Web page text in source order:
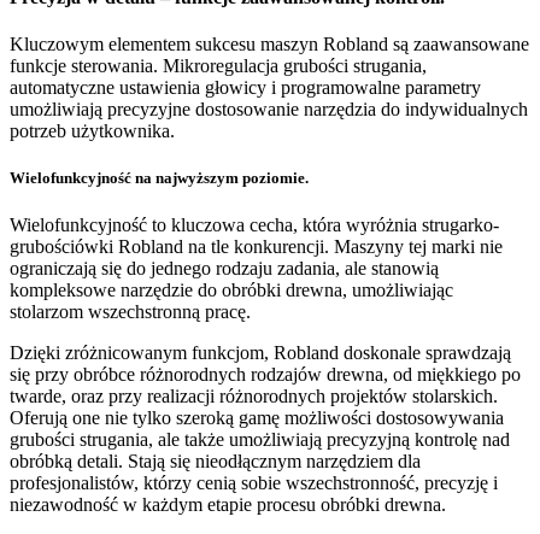
Kluczowym elementem sukcesu maszyn Robland są zaawansowane
funkcje sterowania. Mikroregulacja grubości strugania,
automatyczne ustawienia głowicy i programowalne parametry
umożliwiają precyzyjne dostosowanie narzędzia do indywidualnych
potrzeb użytkownika.
Wielofunkcyjność na najwyższym poziomie.
Wielofunkcyjność to kluczowa cecha, która wyróżnia strugarko-
grubościówki Robland na tle konkurencji. Maszyny tej marki nie
ograniczają się do jednego rodzaju zadania, ale stanowią
kompleksowe narzędzie do obróbki drewna, umożliwiając
stolarzom wszechstronną pracę.
Dzięki zróżnicowanym funkcjom, Robland doskonale sprawdzają
się przy obróbce różnorodnych rodzajów drewna, od miękkiego po
twarde, oraz przy realizacji różnorodnych projektów stolarskich.
Oferują one nie tylko szeroką gamę możliwości dostosowywania
grubości strugania, ale także umożliwiają precyzyjną kontrolę nad
obróbką detali. Stają się nieodłącznym narzędziem dla
profesjonalistów, którzy cenią sobie wszechstronność, precyzję i
niezawodność w każdym etapie procesu obróbki drewna.